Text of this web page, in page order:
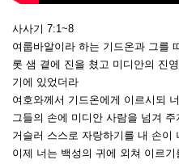
사사기 7:1~8
여룹바알이라 하는 기드온과 그를
롯 샘 곁에 진을 쳤고 미디안의 진
기에 있었더라
여호와께서 기드온에게 이르시되
그들의 손에 미디안 사람을 넘겨
거슬러 스스로 자랑하기를 내 손이
이제 너는 백성의 귀에 외쳐 이르